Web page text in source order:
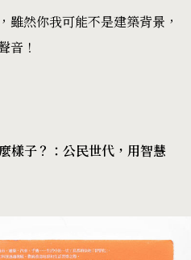
雖然你我可能不是建築背景，
音！
樣子？：公民世代，用智慧